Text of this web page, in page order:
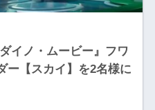
イノ・ムービー』フワ
ー【スカイ】を2名様に